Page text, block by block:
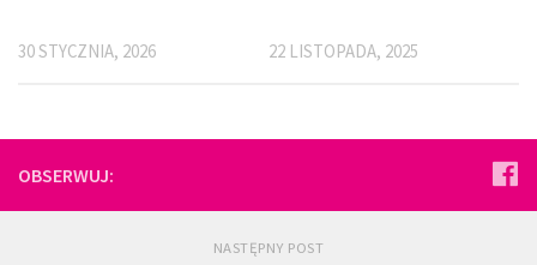
30 STYCZNIA, 2026 22 LISTOPADA, 2025
OBSERWUJ:
NASTĘPNY POST